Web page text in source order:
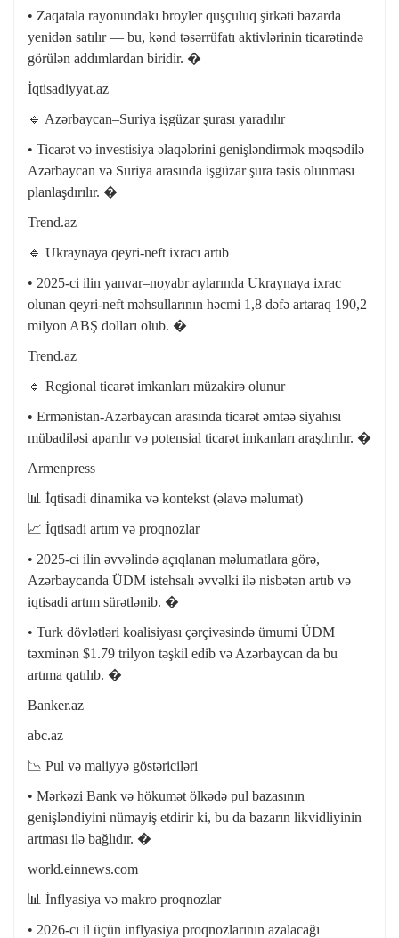
• Zaqatala rayonundakı broyler quşçuluq şirkəti bazarda
yenidən satılır — bu, kənd təsərrüfatı aktivlərinin ticarətində
görülən addımlardan biridir. �
İqtisadiyyat.az
🔹 Azərbaycan–Suriya işgüzar şurası yaradılır
• Ticarət və investisiya əlaqələrini genişləndirmək məqsədilə
Azərbaycan və Suriya arasında işgüzar şura təsis olunması
planlaşdırılır. �
Trend.az
🔹 Ukraynaya qeyri-neft ixracı artıb
• 2025-ci ilin yanvar–noyabr aylarında Ukraynaya ixrac
olunan qeyri-neft məhsullarının həcmi 1,8 dəfə artaraq 190,2
milyon ABŞ dolları olub. �
Trend.az
🔹 Regional ticarət imkanları müzakirə olunur
• Ermənistan-Azərbaycan arasında ticarət əmtəə siyahısı
mübadiləsi aparılır və potensial ticarət imkanları araşdırılır. �
Armenpress
📊 İqtisadi dinamika və kontekst (əlavə məlumat)
📈 İqtisadi artım və proqnozlar
• 2025-ci ilin əvvəlində açıqlanan məlumatlara görə,
Azərbaycanda ÜDM istehsalı əvvəlki ilə nisbətən artıb və
iqtisadi artım sürətlənib. �
• Turk dövlətləri koalisiyası çərçivəsində ümumi ÜDM
təxminən $1.79 trilyon təşkil edib və Azərbaycan da bu
artıma qatılıb. �
Banker.az
abc.az
📉 Pul və maliyyə göstəriciləri
• Mərkəzi Bank və hökumət ölkədə pul bazasının
genişləndiyini nümayiş etdirir ki, bu da bazarın likvidliyinin
artması ilə bağlıdır. �
world.einnews.com
📊 İnflyasiya və makro proqnozlar
• 2026-cı il üçün inflyasiya proqnozlarının azalacağı